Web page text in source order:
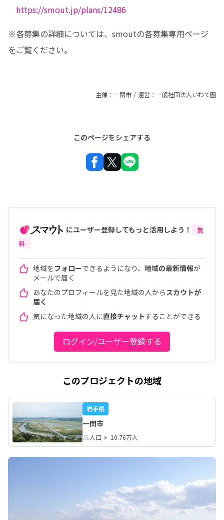
https://smout.jp/plans/12486
※各募集の詳細については、smoutの各募集専用ページ
をご覧ください。
主催：一関市 / 運営：一般社団法人いわて圏
このページをシェアする
にユーザー登録してもっと活用しよう！
無
料
地域をフォローできるようになり、 地域の最新情報が
メールで届く
あなたのプロフィールを見た地域の人から スカウトが
届く
気になった地域の人に直接チャットすることができる
ログイン/ユーザー登録する
このプロジェクトの地域
岩手県
一関市
人口 10.76万人